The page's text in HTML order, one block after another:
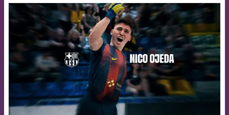
FCB Barcelona badge